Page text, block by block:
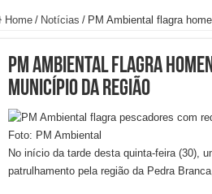
Home / Notícias / PM Ambiental flagra
PM Ambiental flagra
município da região
Foto: PM Ambiental
No início da tarde desta quinta-feira (30),
patrulhamento pela região da Pedra